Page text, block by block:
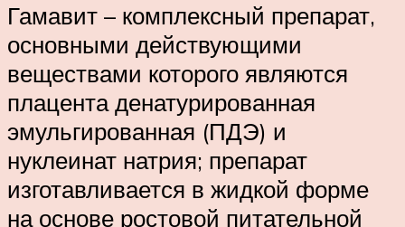
Гамавит – комплексный препарат,
основными действующими
веществами которого являются
плацента денатурированная
эмульгированная (ПДЭ) и
нуклеинат натрия; препарат
изготавливается в жидкой форме
на основе ростовой питательной